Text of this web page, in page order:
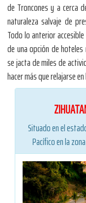
de Troncones y a cerca
naturaleza salvaje de
Todo lo anterior
de una opción de
se jacta de miles de
hacer más que relajarse
Situado en el
Pacífico en la